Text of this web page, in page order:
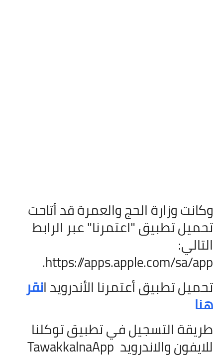
وكانت وزارة الحج والعمرة قد أتاحت
تحميل تطبيق "اعتمرنا" عبر الرابط
التالي:
https://apps.apple.com/sa/app
.
تحميل تطبيق أعتمرنا الأندرويد انقر
هنا
طريقة التسجيل في تطبيق توكلنا
للايفون والاندرويد TawakkalnaApp